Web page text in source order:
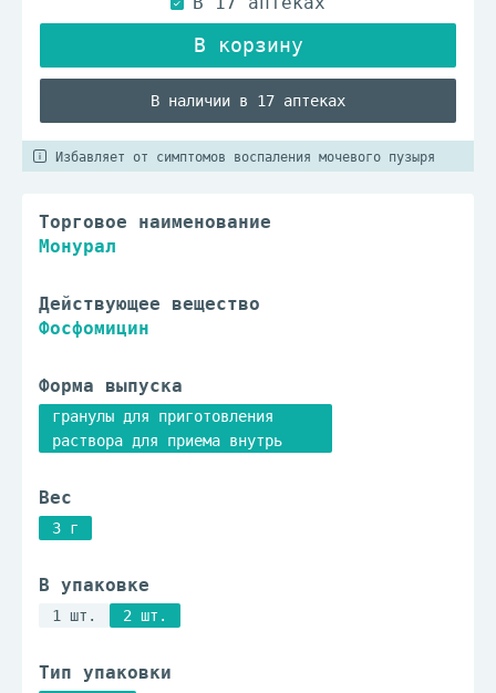
В наличии в 17 аптеках
Избавляет от симптомов воспаления мочевого пузыря
Торговое наименование
Монурал
Действующее вещество
Фосфомицин
Форма выпуска
гранулы для приготовления
раствора для приема внутрь
Вес
3 г
В упаковке
1 шт. 2 шт.
Тип упаковки